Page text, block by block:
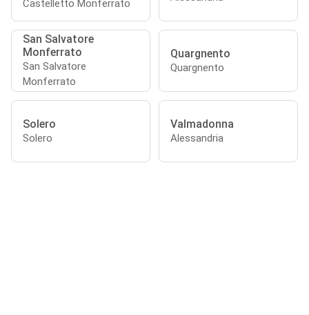
Castelletto Monferrato
San Salvatore
Monferrato
San Salvatore
Monferrato
Quargnento
Quargnento
Solero
Solero
Valmadonna
Alessandria